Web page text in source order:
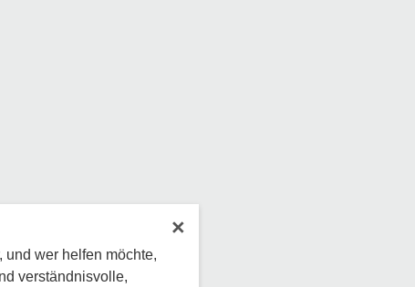
×
wer helfen möchte,
verständnisvolle,